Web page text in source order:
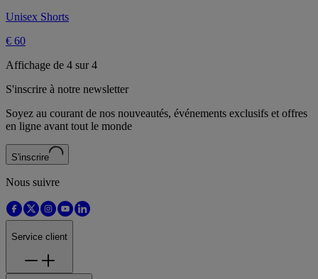
Unisex Shorts
€ 60
Affichage de 4 sur 4
S'inscrire à notre newsletter
Soyez au courant de nos nouveautés, événements exclusifs et offres
en ligne avant tout le monde
S'inscrire
Nous suivre
Service client